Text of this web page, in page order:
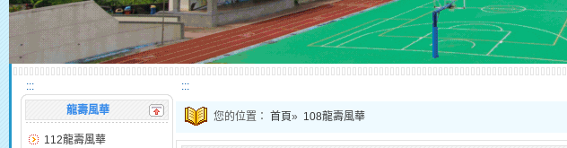
:::
龍壽風華
112龍壽風華
:::
您的位置： 首頁» 108龍壽風華